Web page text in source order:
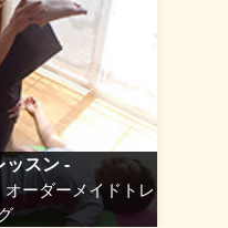
ッスン -
ーダーメイドトレ